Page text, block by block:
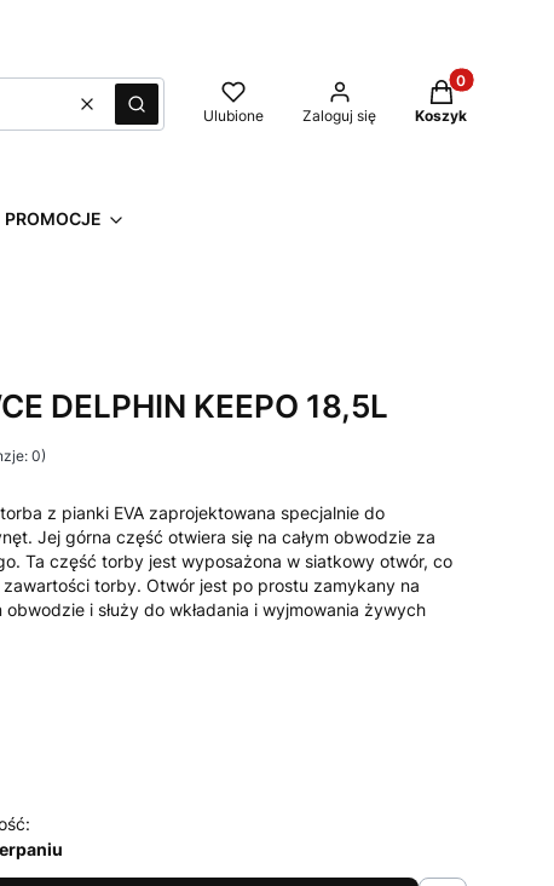
WyczyśćSzukaj Ulubione Zaloguj się
Produkty w
Koszyk
PROMOCJE
DELPHIN KEEPO 18,5L
0)
z pianki EVA zaprojektowana specjalnie do
Jej górna część otwiera się na całym obwodzie za
Ta część torby jest wyposażona w siatkowy otwór, co
torby. Otwór jest po prostu zamykany na
obwodzie i służy do wkładania i wyjmowania żywych